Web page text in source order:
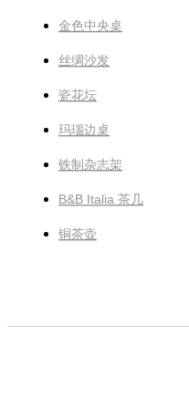
金色中央桌
丝绸沙发
瓷花坛
玛瑙边桌
铁制杂志架
B&B Italia 茶几
铜茶壶